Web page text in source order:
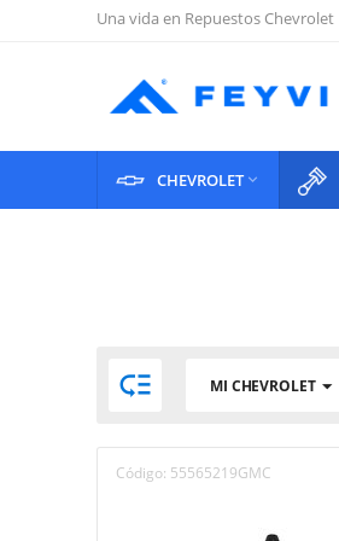
Una vida en Repuestos Chevrolet
CHEVROLET
 MI CHEVROLET
Código: 55565219GMC